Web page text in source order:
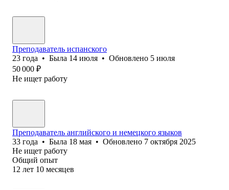
Преподаватель испанского
23 года • Была 14 июля • Обновлено 5 июля
50 000 ₽
Не ищет работу
Преподаватель английского и немецкого языков
33 года • Была 18 мая • Обновлено 7 октября 2025
Не ищет работу
Общий опыт
12 лет 10 месяцев